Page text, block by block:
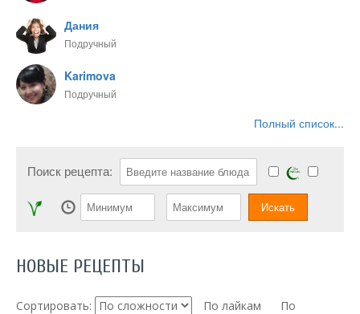
Дания
Подручный
Karimova
Подручный
Полный список...
Поиск рецепта:
НОВЫЕ РЕЦЕПТЫ
Сортировать: По лайкам
По